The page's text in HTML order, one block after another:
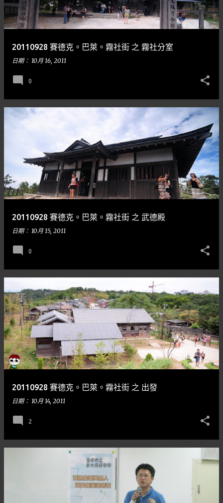
20110928 賽德克。巴萊。霧社街 之 霧社分室
日期： 10月 16, 2011
0
20110928 賽德克。巴萊。霧社街 之 武德殿
日期： 10月 15, 2011
0
20110928 賽德克。巴萊。霧社街 之 出發
日期： 10月 14, 2011
2